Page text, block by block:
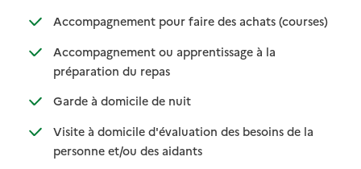
Accompagnement pour faire des achats (courses)
:
: non
Accompagnement ou apprentissage à la
préparation du repas: disponible
: non disponible
Garde à domicile de nuit: disponible
: non disponible
Visite à domicile d'évaluation des besoins de la
personne et/ou des aidants: disponible
: non disponible